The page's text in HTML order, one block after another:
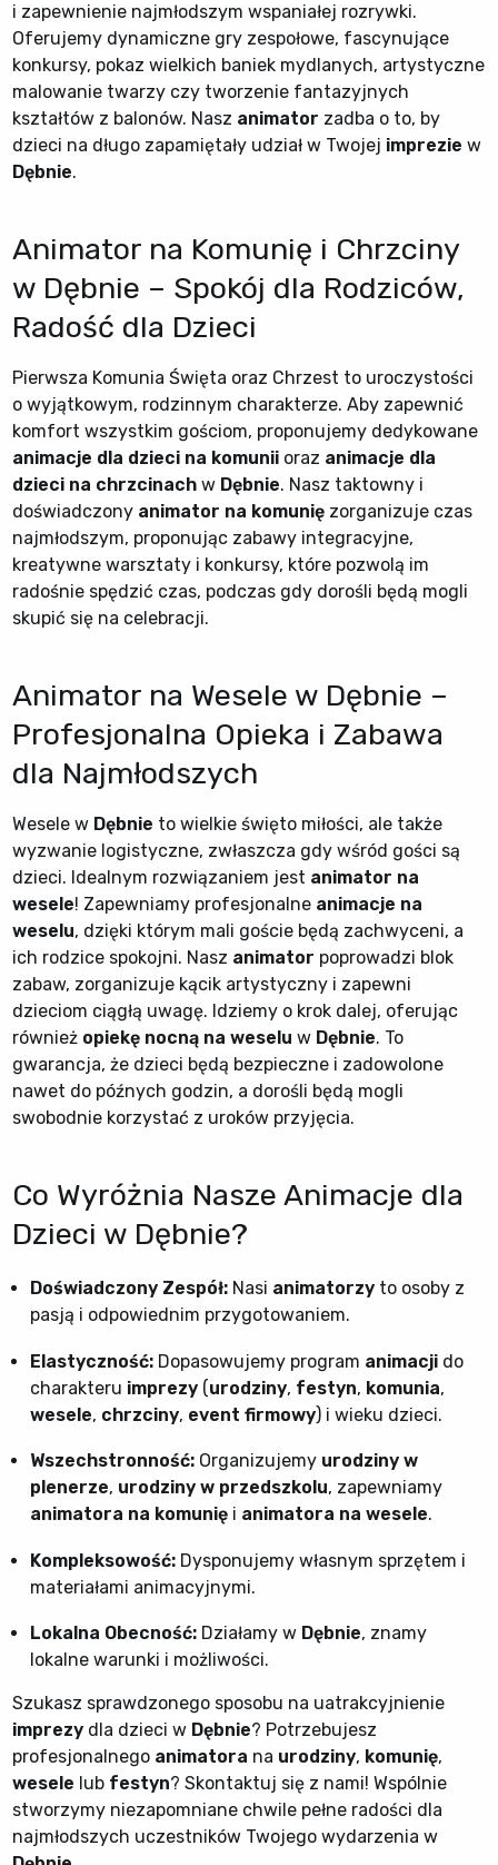
i zapewnienie najmłodszym wspaniałej rozrywki.
Oferujemy dynamiczne gry zespołowe, fascynujące
konkursy, pokaz wielkich baniek mydlanych, artystyczne
malowanie twarzy czy tworzenie fantazyjnych
kształtów z balonów. Nasz animator zadba o to, by
dzieci na długo zapamiętały udział w Twojej imprezie w
Dębnie.
Animator na Komunię i Chrzciny
w Dębnie – Spokój dla Rodziców,
Radość dla Dzieci
Pierwsza Komunia Święta oraz Chrzest to uroczystości
o wyjątkowym, rodzinnym charakterze. Aby zapewnić
komfort wszystkim gościom, proponujemy dedykowane
animacje dla dzieci na komunii oraz animacje dla
dzieci na chrzcinach w Dębnie. Nasz taktowny i
doświadczony animator na komunię zorganizuje czas
najmłodszym, proponując zabawy integracyjne,
kreatywne warsztaty i konkursy, które pozwolą im
radośnie spędzić czas, podczas gdy dorośli będą mogli
skupić się na celebracji.
Animator na Wesele w Dębnie –
Profesjonalna Opieka i Zabawa
dla Najmłodszych
Wesele w Dębnie to wielkie święto miłości, ale także
wyzwanie logistyczne, zwłaszcza gdy wśród gości są
dzieci. Idealnym rozwiązaniem jest animator na
wesele! Zapewniamy profesjonalne animacje na
weselu, dzięki którym mali goście będą zachwyceni, a
ich rodzice spokojni. Nasz animator poprowadzi blok
zabaw, zorganizuje kącik artystyczny i zapewni
dzieciom ciągłą uwagę. Idziemy o krok dalej, oferując
również opiekę nocną na weselu w Dębnie. To
gwarancja, że dzieci będą bezpieczne i zadowolone
nawet do późnych godzin, a dorośli będą mogli
swobodnie korzystać z uroków przyjęcia.
Co Wyróżnia Nasze Animacje dla
Dzieci w Dębnie?
Doświadczony Zespół: Nasi animatorzy to osoby z
pasją i odpowiednim przygotowaniem.
Elastyczność: Dopasowujemy program animacji do
charakteru imprezy (urodziny, festyn, komunia,
wesele, chrzciny, event firmowy) i wieku dzieci.
Wszechstronność: Organizujemy urodziny w
plenerze, urodziny w przedszkolu, zapewniamy
animatora na komunię i animatora na wesele.
Kompleksowość: Dysponujemy własnym sprzętem i
materiałami animacyjnymi.
Lokalna Obecność: Działamy w Dębnie, znamy
lokalne warunki i możliwości.
Szukasz sprawdzonego sposobu na uatrakcyjnienie
imprezy dla dzieci w Dębnie? Potrzebujesz
profesjonalnego animatora na urodziny, komunię,
wesele lub festyn? Skontaktuj się z nami! Wspólnie
stworzymy niezapomniane chwile pełne radości dla
najmłodszych uczestników Twojego wydarzenia w